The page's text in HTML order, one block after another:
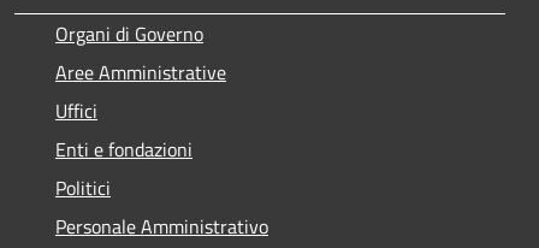
Organi di Governo
Aree Amministrative
Uffici
Enti e fondazioni
Politici
Personale Amministrativo